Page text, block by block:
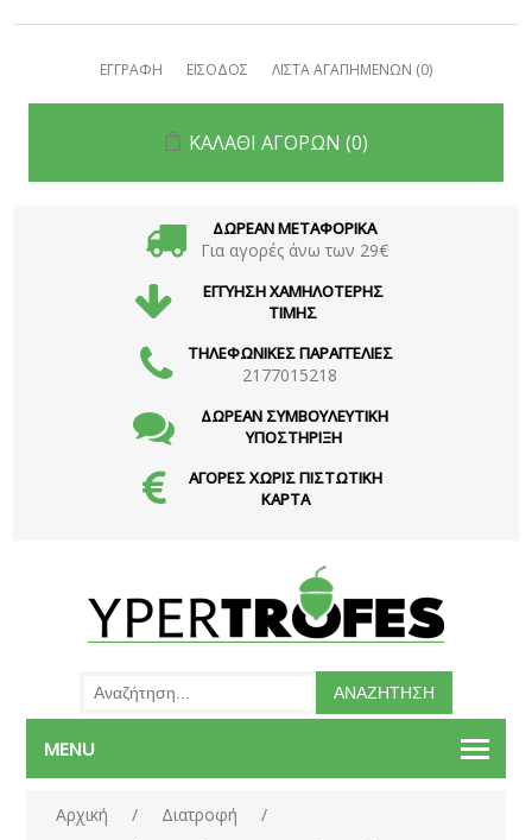
ΕΓΓΡΑΦΗ ΕΙΣΟΔΟΣ ΛΙΣΤΑ ΑΓΑΠΗΜΕΝΩΝ (0)
ΚΑΛΑΘΙ ΑΓΟΡΩΝ (0)
ΔΩΡΕΑΝ ΜΕΤΑΦΟΡΙΚΑ
Για αγορές άνω των 29€
ΕΓΓΥΗΣΗ ΧΑΜΗΛΟΤΕΡΗΣ
ΤΙΜΗΣ
ΤΗΛΕΦΩΝΙΚΕΣ ΠΑΡΑΓΓΕΛΙΕΣ
2177015218
ΔΩΡΕΑΝ ΣΥΜΒΟΥΛΕΥΤΙΚΗ
ΥΠΟΣΤΗΡΙΞΗ
ΑΓΟΡΕΣ ΧΩΡΙΣ ΠΙΣΤΩΤΙΚΗ
ΚΑΡΤΑ
MENU
Αρχική / Διατροφή
/